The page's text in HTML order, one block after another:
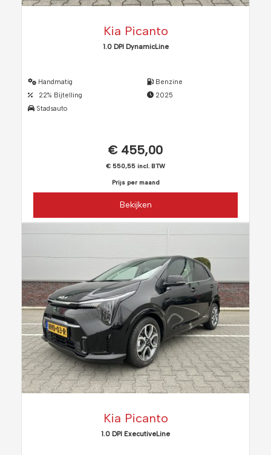
Kia Picanto
1.0 DPI DynamicLine
Handmatig
22% Bijtelling
Stadsauto
Benzine
2025
€ 455,00
€ 550,55 incl. BTW
Prijs per maand
Bekijken
Kia Picanto
1.0 DPI ExecutiveLine